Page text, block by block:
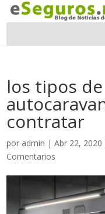
los tipos
contratar
por admin |Abr 22, 2020
Comentarios